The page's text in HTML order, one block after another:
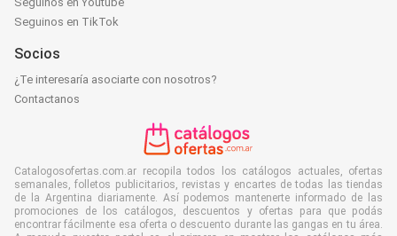
Seguinos en TikTok
Socios
¿Te interesaría asociarte con nosotros?
Contactanos
Catalogosofertas.com.ar recopila todos los catálogos actuales, ofertas
semanales, folletos publicitarios, revistas y encartes de todas las tiendas
de la Argentina diariamente. Así podemos mantenerte informado de las
promociones de los catálogos, descuentos y ofertas para que podás
encontrar fácilmente esa oferta o descuento durante las gangas en tu área.